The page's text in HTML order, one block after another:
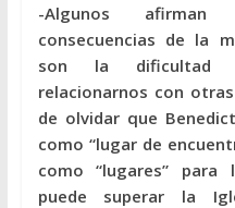
-Algunos
consecuencias de la
son la dificultad
relacionarnos con
de olvidar que
como “lugar de
como “lugares” para
puede superar la